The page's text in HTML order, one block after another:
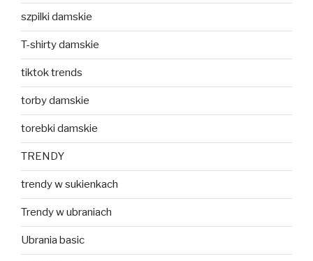
szpilki damskie
T-shirty damskie
tiktok trends
torby damskie
torebki damskie
TRENDY
trendy w sukienkach
Trendy w ubraniach
Ubrania basic